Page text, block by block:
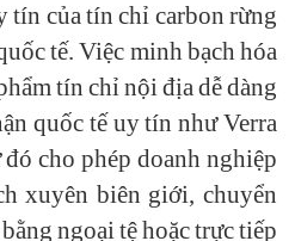
tín của tín chỉ carbon rừng
tế. Việc minh bạch hóa
tín chỉ nội địa dễ dàng
quốc tế uy tín như Verra
cho phép doanh nghiệp
xuyên biên giới, chuyển
ngoại tệ hoặc trực tiếp